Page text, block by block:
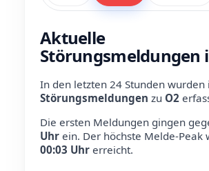
Aktuelle
Störungsmeldungen
In den letzten 24 Stunden wurden
Störungsmeldungen zu O2
Die ersten Meldungen gingen
Uhr ein. Der höchste Melde-Peak
00:03 Uhr erreicht.